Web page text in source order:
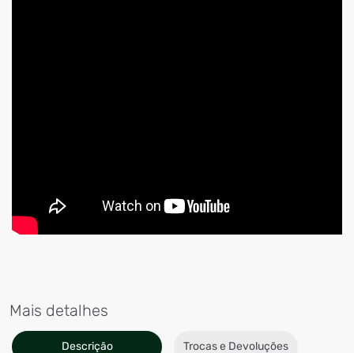
Mais detalhes
Descrição Trocas e Devoluções